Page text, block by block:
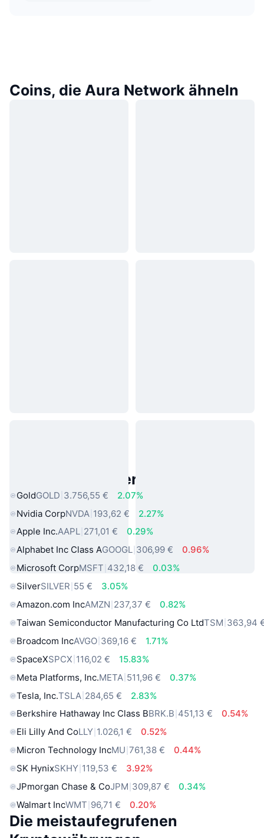
Coins, die Aura Network ähneln
Beliebte reale Vermögenswerte
GoldGOLD 3.756,55 €
2.07%
Nvidia CorpNVDA 193,62 €
2.27%
Apple Inc.AAPL 271,01 €
0.29%
Alphabet Inc Class AGOOGL 306,99 €
0.96%
Microsoft CorpMSFT 432,18 €
0.03%
SilverSILVER 55 €
3.05%
Amazon.com IncAMZN 237,37 €
0.82%
Taiwan Semiconductor Manufacturing Co LtdTSM 363,94
Broadcom IncAVGO 369,16 €
1.71%
SpaceXSPCX 116,02 €
15.83%
Meta Platforms, Inc.META 511,96 €
0.37%
Tesla, Inc.TSLA 284,65 €
2.83%
Berkshire Hathaway Inc Class BBRK.B 451,13 €
0.54%
Eli Lilly And CoLLY 1.026,1 €
0.52%
Micron Technology IncMU 761,38 €
0.44%
SK HynixSKHY 119,53 €
3.92%
JPmorgan Chase & CoJPM 309,87 €
0.34%
Walmart IncWMT 96,71 € 0.20%
Die meistaufegrufenen